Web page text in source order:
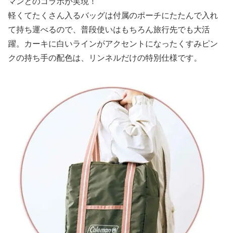
軽くてたくさん入るバッグは付属のポーチにたたんで入れ
て持ち運べるので、普段使いはもちろん旅行先でも大活
躍。カーキに白いラインがアクセントになったくすみピン
クの持ち手の配色は、リンネルだけの特別仕様です。